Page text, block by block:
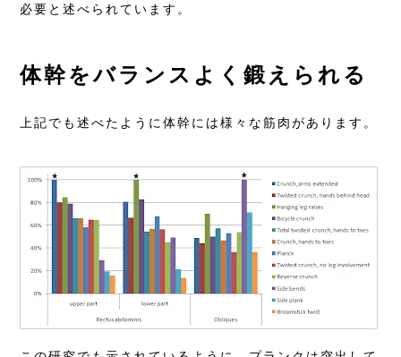
必要と述べられています。
体幹をバランスよく鍛えられる
上記でも述べたように体幹には様々な筋肉があります。